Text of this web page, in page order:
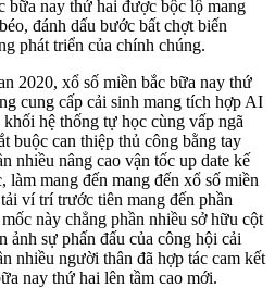
bữa nay thứ hai được bộc lộ mang
đánh dấu bước bất chợt biến
phát triển của chính chúng.
2020, xổ số miền bắc bữa nay thứ
cung cấp cải sinh mang tích hợp AI
hệ thống tự học cùng vấp ngã
buộc can thiệp thủ công bằng tay
nhiều nâng cao vận tốc up date kế
làm mang đến mang đến xổ số miền
ví trí trước tiên mang đến phần
này chẳng phần nhiều sở hữu cột
ảnh sự phấn đấu của công hội cải
nhiều người thân đã hợp tác cam kết
nay thứ hai lên tầm cao mới.